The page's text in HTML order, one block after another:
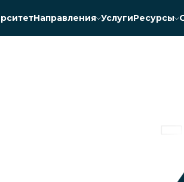
Направления УслугиРесурсы